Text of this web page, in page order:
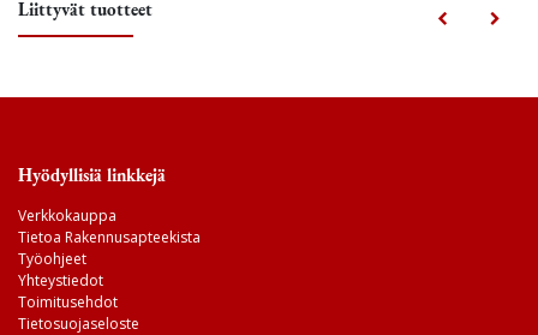
Liittyvät tuotteet
Hyödyllisiä linkkejä
Verkkokauppa
Tietoa Rakennusapteekista
Työohjeet
Yhteystiedot
Toimitusehdot
Tietosuojaseloste